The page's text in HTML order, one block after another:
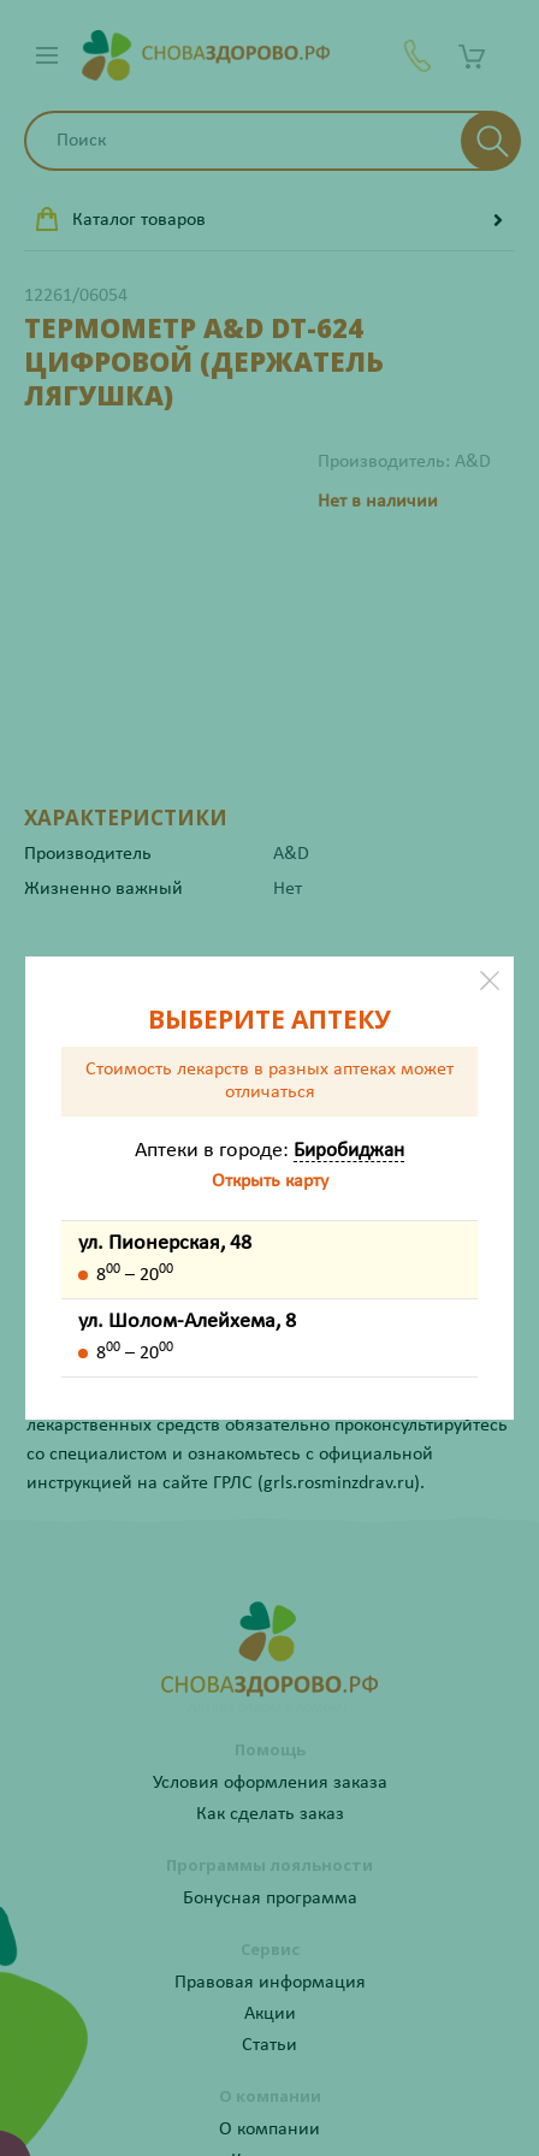
Каталог товаров
12261/06054
ТЕРМОМЕТР A&D DT-624
ЦИФРОВОЙ (ДЕРЖАТЕЛЬ
ЛЯГУШКА)
Производитель: A&D
Нет в наличии
ХАРАКТЕРИСТИКИ
Производитель
A&D
Жизненно важный
Нет
Описание
Способ измерения
Побочные действия
Внешний вид товара, упаковки, может отличаться от
изображения на фотографии.
лекарственных средств обязательно проконсультируйтесь
со специалистом и ознакомьтесь с официальной
инструкцией на сайте ГРЛС (grls.rosminzdrav.ru).
Помощь
Условия оформления заказа
Как сделать заказ
Программы лояльности
Бонусная программа
Сервис
Правовая информация
Акции
Статьи
О компании
О компании
ВЫБЕРИТЕ АПТЕКУ
Стоимость лекарств в разных аптеках может
отличаться
Аптеки в городе: Биробиджан
Открыть карту
ул. Пионерская, 48
800 – 2000
ул. Шолом-Алейхема, 8
800 – 2000